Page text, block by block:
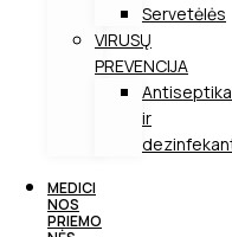
Servetėlės
VIRUSŲ
PREVENCIJA
ir
MEDICI
NOS
PRIEMO